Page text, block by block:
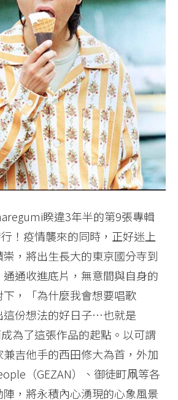
睽違3年半的第9張專輯
行！疫情襲來的同時，正好迷上
，將出生長大的東京國分寺到
通收進底片，無意間與自身的
下，「為什麼我會想要唱歌
這份想法的好日子…也就是
成為了這張作品的起點。以可謂
吉他手的西田修大為首，外加
（GEZAN）、御徒町凧等各
，將永積內心湧現的心象風景